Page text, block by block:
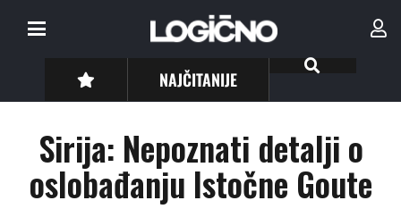
NAJČITANIJE
Sirija: Nepoznati detalji o
oslobađanju Istočne Goute